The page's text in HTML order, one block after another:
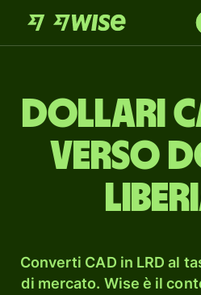
dollari
verso
Converti CAD in LRD al
di mercato. Wise è il